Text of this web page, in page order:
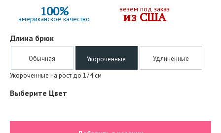
100%
американское качество
везем под заказ
из США
Длина брюк
Обычная Укороченные
Удлиненные
Укороченные на рост до 174 см
Выберите Цвет